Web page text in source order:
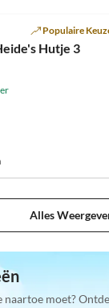
Populaire
Hutje 3
Alles
naartoe moet?